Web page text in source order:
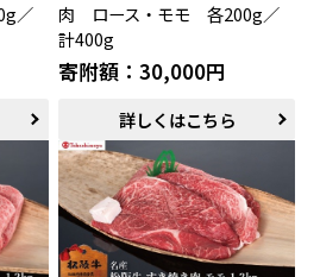
／
肉 ロース・モモ 各200g／
計400g
寄附額：30,000円
詳しくはこちら